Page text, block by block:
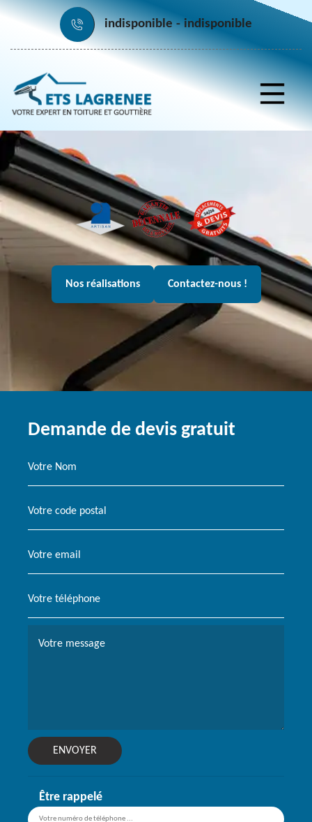
indisponible indisponible
Nos réalisations Contactez-nous !
Demande de devis gratuit
Être rappelé